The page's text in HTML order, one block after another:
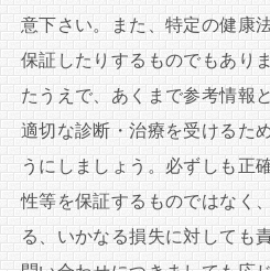
ー
シ
ョ
ン
意下さい。また、特定の健康
保証したりするものでもあり
たうえで、あくまで参考情報
適切な診断・治療を受けるた
うにしましょう。必ずしも正
性等を保証するものではなく
る、いかなる損失に対しても